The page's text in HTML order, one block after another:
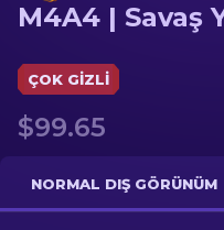
Dürbünlü Tüfek
Bıçaklar
Eldiven
Kasalar
M4A4 | Savaş
ÇOK GIZLI
$99.65
NORMAL DIŞ GÖRÜNÜM